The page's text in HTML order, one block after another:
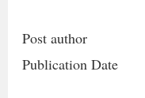
Post author
Publication Date